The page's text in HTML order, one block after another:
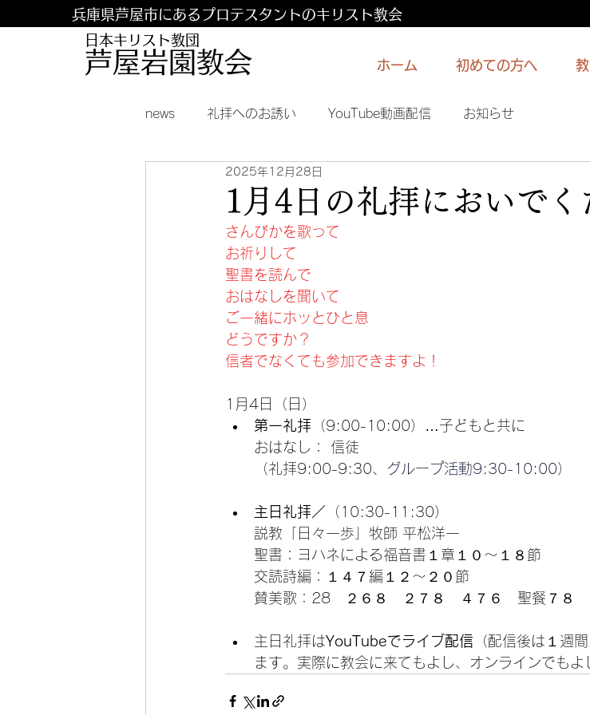
兵庫県芦屋市にあるプロテスタントのキリスト教会
日本キリスト教団
​​芦屋岩園教会 ホーム 初めての方へ
news 礼拝へのお誘い YouTube動画配信 お知らせ
1月4日の礼拝においでく
2025年12月28日
さんびかを歌って
お祈りして
聖書を読んで
おはなしを聞いて
ご一緒にホッとひと息
どうですか？
信者でなくても参加できますよ！
1月4日（日）
第一礼拝 （9:00-10:00）…子どもと共に
おはなし： 信徒
（礼拝9:00-9:30、
グループ活動9:30-10:00）
主日礼拝／ （10:30-11:30）
説教「日々一歩」牧師 平松洋一
聖書：ヨハネによる福音書１章１０〜１８節
交読詩編：１４７編１２〜２０節
賛美歌：28　２６８　２７８　４７６　聖餐７８
主日礼拝はYouTubeでライブ配信 （配信後は１週
ます。実際に教会に来てもよし、オンラインでも